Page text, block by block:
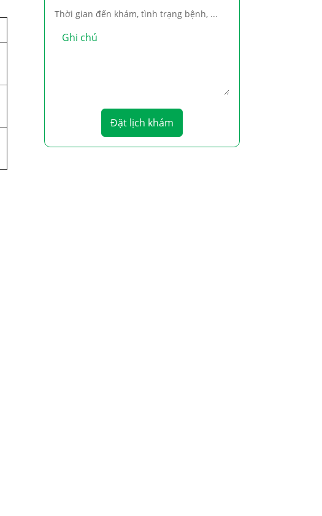
Thời gian đến khám, tình trạng bệnh, ...
Đặt lịch khám